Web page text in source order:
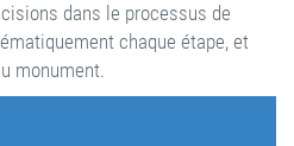
dans le processus de
chaque étape, et
monument.